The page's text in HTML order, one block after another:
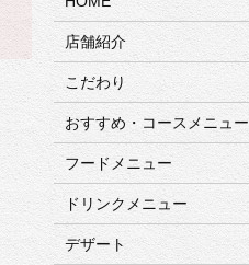
店舗紹介
こだわり
おすすめ・コースメニュー
フードメニュー
ドリンクメニュー
デザート